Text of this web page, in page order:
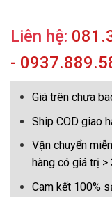
Liên hệ:
-
Giá trên chưa
Ship COD giao
Vận chuyển
hàng có giá trị >
Cam kết 100%